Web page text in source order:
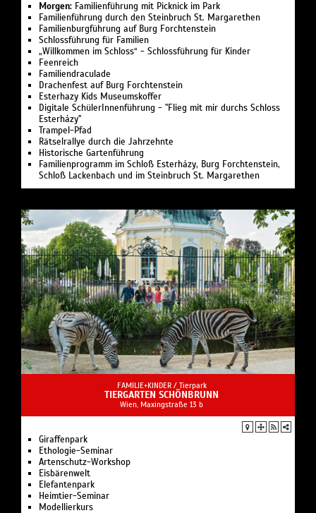
Morgen: Familienführung mit Picknick im Park
Familienführung durch den Steinbruch St. Margarethen
Familienburgführung auf Burg Forchtenstein
Schlossführung für Familien
„Willkommen im Schloss“ - Schlossführung für Kinder
Feenreich
Familiendraculade
Drachenfest auf Burg Forchtenstein
Esterhazy Kids Museumskoffer
Digitale SchülerInnenführung - "Flieg mit mir durchs Schloss
Esterházy"
Trampel-Pfad
Rätselrallye durch die Jahrzehnte
Historische Gartenführung
Familienprogramm im Schloß Esterházy, Burg Forchtenstein,
Schloß Lackenbach und im Steinbruch St. Margarethen
FAMILIE+KINDER / Tierpark
TIERGARTEN SCHÖNBRUNN
Wien, Maxingstraße 13 b
Giraffenpark
Ethologie-Seminar
Artenschutz-Workshop
Eisbärenwelt
Elefantenpark
Heimtier-Seminar
Modellierkurs